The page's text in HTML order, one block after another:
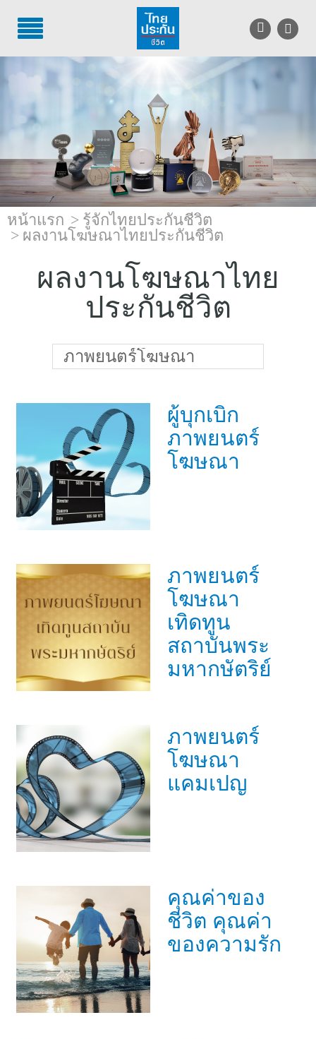
TH EN
บริการลูกค้า
บริการตัวแทน
รู้จักไทยประกันชีวิต
นักลงทุนสัมพันธ์
เพื่อสังคมไทย
บทความ
แบบประกันทั้งหมด
แบบประกันที่เหมาะกับช่วงอายุ
เลือกแบบประกันที่เหมาะกับคุณ
TL Learning Center
หน้าแรก
รู้จักไทยประกันชีวิต
ผลงานโฆษณาไทยประกันชีวิต
ผลงานโฆษณาไทย
ประกันชีวิต
ภาพยนตร์โฆษณา
ผู้บุกเบิก
ภาพยนตร์
โฆษณา
ภาพยนตร์
โฆษณา
เทิดทูน
สถาบันพระ
มหากษัตริย์
ภาพยนตร์
โฆษณา
แคมเปญ
คุณค่าของ
ชีวิต คุณค่า
ของความรัก